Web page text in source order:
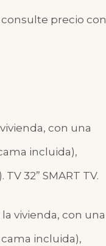
precio con
con una
incluida),
32” SMART TV.
vivienda, con una
incluida),